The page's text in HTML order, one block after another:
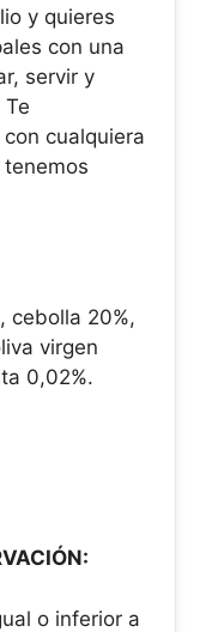
y quieres
con una
servir y
cualquiera
tenemos
cebolla 20%,
virgen
0,02%.
o inferior a